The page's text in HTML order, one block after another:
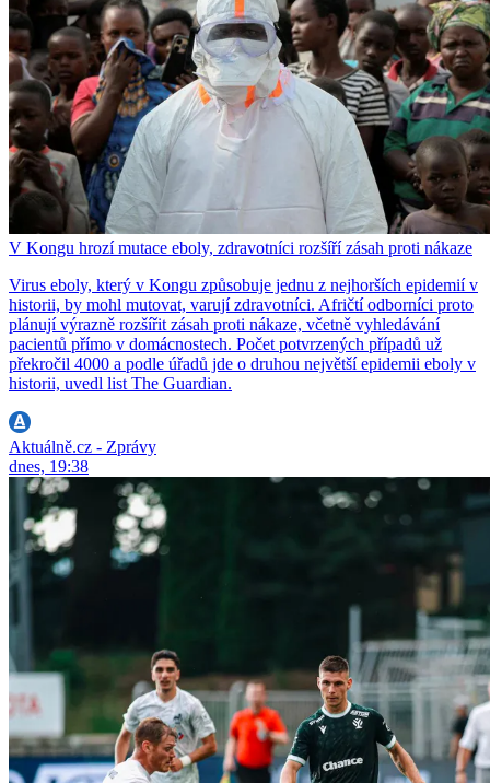
V Kongu hrozí mutace eboly, zdravotníci rozšíří zásah proti nákaze
Virus eboly, který v Kongu způsobuje jednu z nejhorších epidemií v
historii, by mohl mutovat, varují zdravotníci. Afričtí odborníci proto
plánují výrazně rozšířit zásah proti nákaze, včetně vyhledávání
pacientů přímo v domácnostech. Počet potvrzených případů už
překročil 4000 a podle úřadů jde o druhou největší epidemii eboly v
historii, uvedl list The Guardian.
Aktuálně.cz - Zprávy
dnes, 19:38